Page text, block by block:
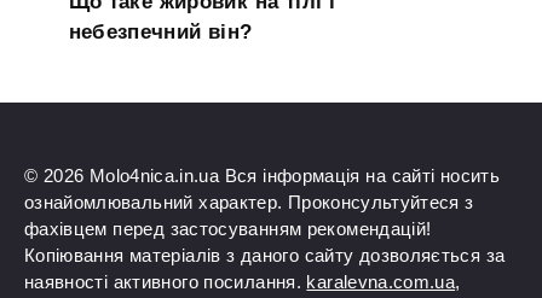
небезпечний він?
© 2026 Molo4nica.in.ua Вся інформація на сайті носить
ознайомлювальний характер. Проконсультуйтеся з
фахівцем перед застосуванням рекомендацій!
Копіювання матеріалів з даного сайту дозволяється за
наявності активного посилання. karalevna.com.ua,